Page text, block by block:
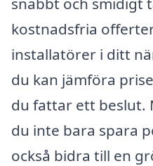
kostnadsfria
installatörer i ditt
du kan jämföra
du fattar ett beslut.
du inte bara spara
också bidra till en